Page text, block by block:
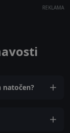
REKLAMA